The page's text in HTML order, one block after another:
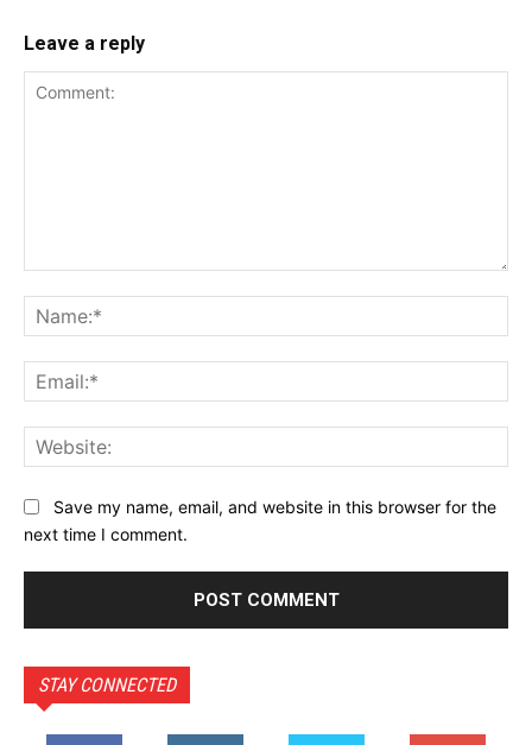
Leave a reply
Save my name, email, and website in this browser for the
next time I comment.
STAY CONNECTED